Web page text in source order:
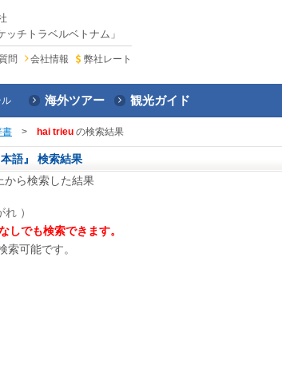
チトラベルベトナム」
問 会社情報 弊社レート
ル 海外ツアー 観光ガイド
書 > hai trieu の検索結果
語』 検索結果
から検索した結果
）
しでも検索できます。
索可能です。